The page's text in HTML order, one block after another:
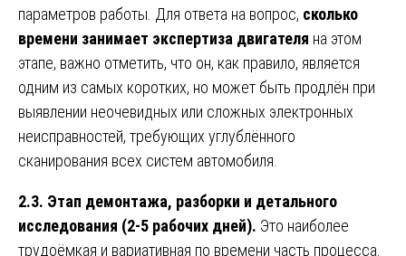
параметров работы. Для ответа на вопрос, сколько
времени занимает экспертиза двигателя на этом
этапе, важно отметить, что он, как правило, является
одним из самых коротких, но может быть продлён при
выявлении неочевидных или сложных электронных
неисправностей, требующих углублённого
сканирования всех систем автомобиля.
2.3. Этап демонтажа, разборки и детального
исследования (2-5 рабочих дней). Это наиболее
трудоёмкая и вариативная по времени часть процесса.